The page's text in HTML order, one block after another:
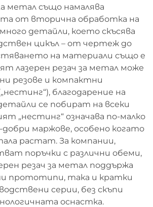
метал също намалява
от вторична обработка на
детайли, което скъсява
цикъл – от чертеж до
на материали също е
лазерен резач за метал може
резове и компактни
благодарение на
се побират на всеки
„нестинг“ означава по-малко
маржове, особено когато
растат. За компании,
поръчки с различни обеми,
резач за метал поддържа
прототипи, така и кратки
серии, без скъпи
оснастка.